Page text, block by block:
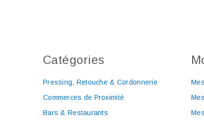
Catégories
Pressing, Retouche & Cordonnerie
Commerces de Proximité
Bars & Restaurants